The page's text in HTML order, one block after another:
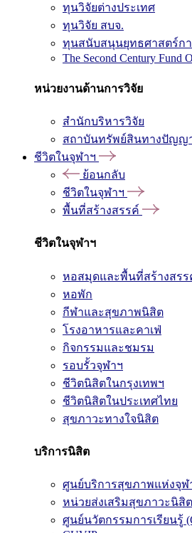
ทุนวิจัยต่างประเทศ
ทุนวิจัย สบจ.
ทุนสนับสนุนยุทธศาสตร์กา
The Second Century Fund
หน่วยงานด้านการวิจัย
สำนักบริหารวิจัย
สถาบันทรัพย์สินทางปัญญ
ชีวิตในจุฬาฯ
ย้อนกลับ
ชีวิตในจุฬาฯ
พื้นที่สร้างสรรค์
ชีวิตในจุฬาฯ
หอสมุดและพื้นที่สร้างสรร
หอพัก
กีฬาและสุขภาพนิสิต
โรงอาหารและคาเฟ่
กิจกรรมและชมรม
รอบรั้วจุฬาฯ
ชีวิตนิสิตในกรุงเทพฯ
ชีวิตนิสิตในประเทศไทย
สุขภาวะทางใจนิสิต
บริการนิสิต
ศูนย์บริการสุขภาพแห่งจุฬ
หน่วยส่งเสริมสุขภาวะนิสิต
ศูนย์นวัตกรรมการเรียนรู้